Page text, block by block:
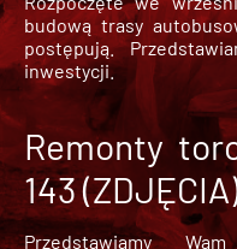
budową trasy
postępują.
inwestycji.
Remonty
143
Przedstawiamy